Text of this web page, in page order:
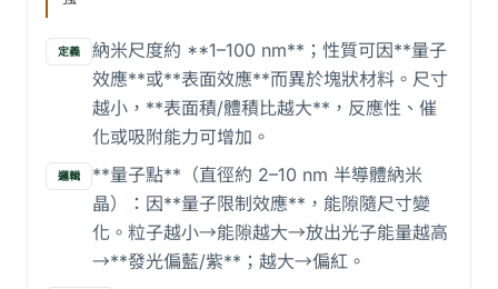
定義
納米尺度約 **1–100 nm**；性質可因**量子
效應**或**表面效應**而異於塊狀材料。尺寸
越小，**表面積/體積比越大**，反應性、催
化或吸附能力可增加。
邏輯
**量子點**（直徑約 2–10 nm 半導體納米
晶）：因**量子限制效應**，能隙隨尺寸變
化。粒子越小→能隙越大→放出光子能量越高
→**發光偏藍/紫**；越大→偏紅。